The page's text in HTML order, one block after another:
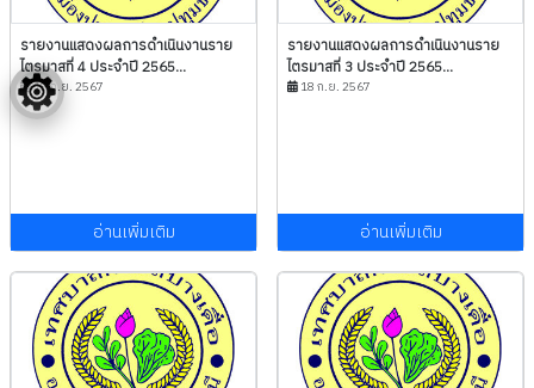
รายงานแสดงผลการดำเนินงานราย
ไตรมาสที่ 4 ประจำปี 2565...
18 ก.ย. 2567
อ่านเพิ่มเติม
รายงานแสดงผลการดำเนินงานราย
ไตรมาสที่ 3 ประจำปี 2565...
18 ก.ย. 2567
อ่านเพิ่มเติม